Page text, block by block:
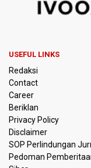
Ramai di Media
Final Piala
Menjadi Kelapa
Pemerintah
Korlantas Catat
ETLE dengan
USEFUL LINKS
Redaksi
Contact
Career
Beriklan
Privacy Policy
Disclaimer
SOP Perlindungan
Pedoman